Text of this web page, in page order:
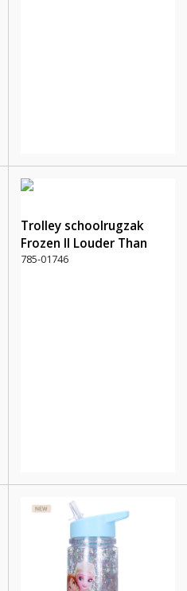
Trolley schoolrugzak
Frozen II Louder Than
Love
785-01746